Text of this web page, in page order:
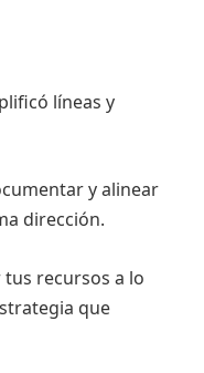
líneas y
y alinear
dirección.
tus recursos a lo
que